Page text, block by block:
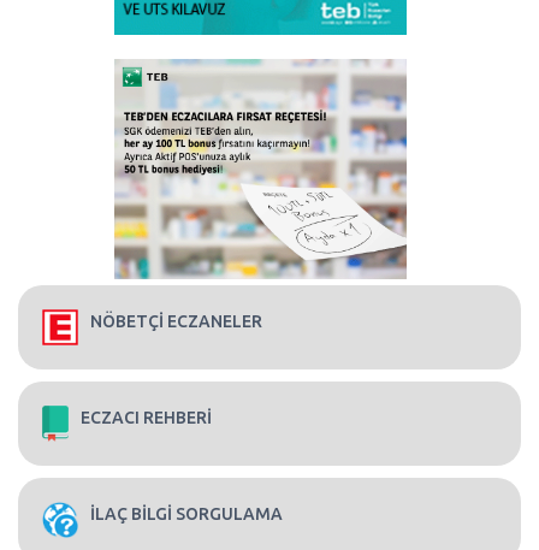
NÖBETÇİ ECZANELER
ECZACI REHBERİ
İLAÇ BİLGİ SORGULAMA